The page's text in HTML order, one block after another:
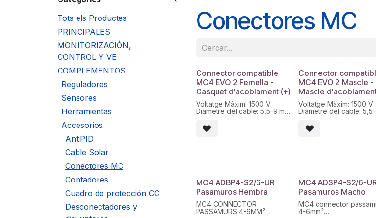
Tots els Productes
PRINCIPALES
MONITORIZACIÓN,
CONTROL Y VE
COMPLEMENTOS
Reguladores
Sensores
Herramientas
Accesorios
AntiPID
Cable Solar
Conectores MC
Contadores
Cuadro de protección CC
Desconectadores y
Conectores MC
Connector compatible
MC4 EVO 2 Femella -
Casquet d'acoblament (+)
Voltatge Màxim: 1500 V
Diàmetre del cable: 5,5-9 mm
Connector
MC4 EVO 2 Mascle -
Mascle
Voltatge Màxim: 1500 V
Diàmetre del cable: 5,5-
MC4 ADBP4-S2/6-UR
Pasamuros Hembra
MC4 CONNECTOR
PASSAMURS 4-6MM²
MC4 ADSP4-S2/6-UR
Pasamuros Macho
MC4 connector
4-6mm²